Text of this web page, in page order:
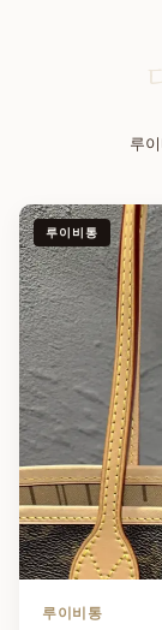
루
루이비통
루이비통